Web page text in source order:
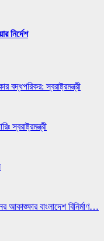
নির্দেশ
বদ্ধপরিকর: স্বরাষ্ট্রমন্ত্রী
স্বরাষ্ট্রমন্ত্রী
বাংলাদেশ বিনির্মাণ…